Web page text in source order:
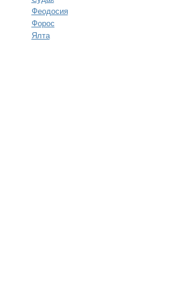
Феодосия
Форос
Ялта